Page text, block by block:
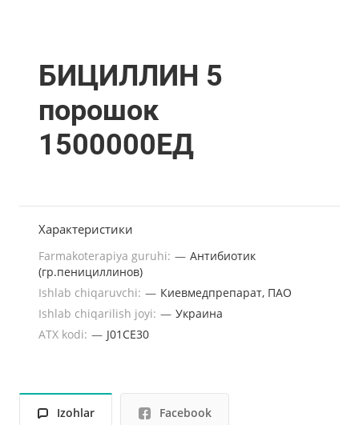
БИЦИЛЛИН 5
порошок
1500000ЕД
Характеристики
Farmakoterapiya guruhi: — Антибиотик
(гр.пенициллинов)
Ishlab chiqaruvchi: — Киевмедпрепарат, ПАО
Ishlab chiqarilish joyi: — Украина
ATX kodi: — J01CE30
Izohlar Facebook